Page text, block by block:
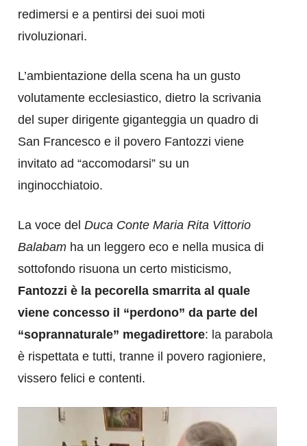
redimersi e a pentirsi dei suoi moti
rivoluzionari.
L’ambientazione della scena ha un gusto
volutamente ecclesiastico, dietro la scrivania
del super dirigente giganteggia un quadro di
San Francesco e il povero Fantozzi viene
invitato ad “accomodarsi” su un
inginocchiatoio.
La voce del Duca Conte Maria Rita Vittorio
Balabam ha un leggero eco e nella musica di
sottofondo risuona un certo misticismo,
Fantozzi è la pecorella smarrita al quale
viene concesso il “perdono” da parte del
“soprannaturale” megadirettore: la parabola
è rispettata e tutti, tranne il povero ragioniere,
vissero felici e contenti.